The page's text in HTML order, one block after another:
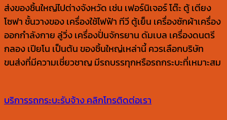
ส่งของชิ้นใหญ่ไปต่างจังหวัด เช่น เฟอร์นิเจอร์ โต๊ะ ตู้ เตียง
โซฟา ชั้นวางของ เครื่องใช้ไฟฟ้า ทีวี ตู้เย็น เครื่องซักผ้าเครื่อง
ออกกำลังกาย ลู่วิ่ง เครื่องปั่นจักรยาน ดัมเบล เครื่องดนตรี
กลอง เปียโน เป็นต้น ของชิ้นใหญ่เหล่านี้ ควรเลือกบริษัท
ขนส่งที่มีความเชี่ยวชาญ มีรถบรรทุกหรือรถกระบะที่เหมาะสม
บริการรถกระบะรับจ้างคลิกโทรติดต่อเรา